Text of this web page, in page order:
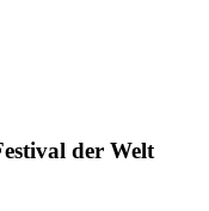
der Welt